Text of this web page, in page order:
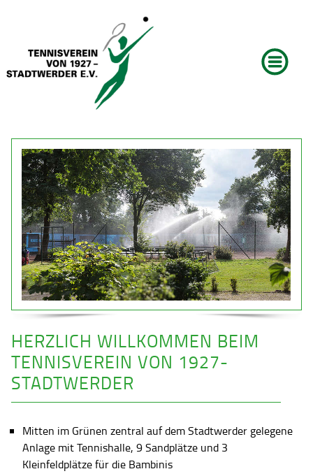
HERZLICH WILLKOMMEN BEIM
TENNISVEREIN VON 1927-
STADTWERDER
Mitten im Grünen zentral auf dem Stadtwerder gelegene
Anlage mit Tennishalle, 9 Sandplätze und 3
Kleinfeldplätze für die Bambinis